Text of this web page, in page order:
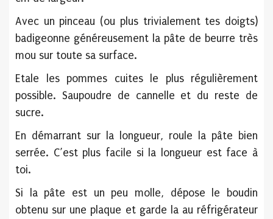
Avec un pinceau (ou plus trivialement tes doigts)
badigeonne généreusement la pâte de beurre très
mou sur toute sa surface.
Etale les pommes cuites le plus régulièrement
possible. Saupoudre de cannelle et du reste de
sucre.
En démarrant sur la longueur, roule la pâte bien
serrée. C’est plus facile si la longueur est face à
toi.
Si la pâte est un peu molle, dépose le boudin
obtenu sur une plaque et garde la au réfrigérateur